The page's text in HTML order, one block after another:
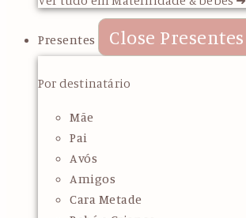
Presentes Close Presentes
Por destinatário
Mãe
Pai
Avós
Amigos
Cara Metade